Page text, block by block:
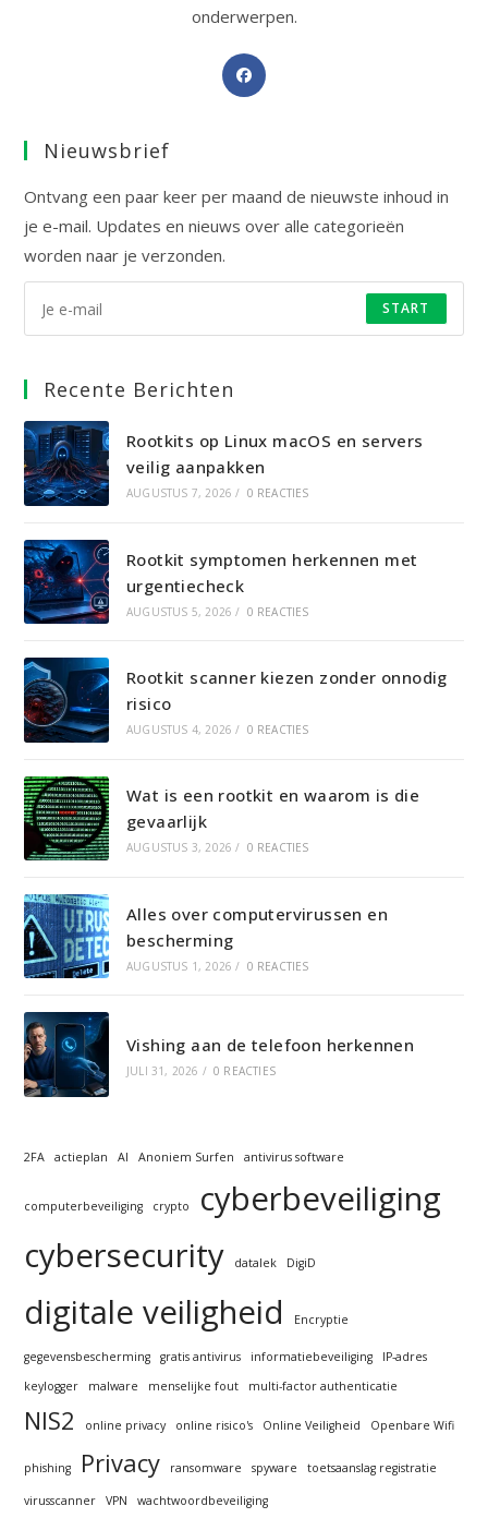
onderwerpen.
Opent
Nieuwsbrief
Ontvang een paar keer per maand de nieuwste inhoud in
je e-mail. Updates en nieuws over alle categorieën
worden naar je verzonden.
START
Recente Berichten
Rootkits op Linux macOS en servers
veilig aanpakken
AUGUSTUS 7, 2026 / 0 REACTIES
Rootkit symptomen herkennen met
urgentiecheck
AUGUSTUS 5, 2026 / 0 REACTIES
Rootkit scanner kiezen zonder onnodig
risico
AUGUSTUS 4, 2026 / 0 REACTIES
Wat is een rootkit en waarom is die
gevaarlijk
AUGUSTUS 3, 2026 / 0 REACTIES
Alles over computervirussen en
bescherming
AUGUSTUS 1, 2026 / 0 REACTIES
Vishing aan de telefoon herkennen
JULI 31, 2026 / 0 REACTIES
2FA actieplan AI Anoniem Surfen antivirus software
computerbeveiliging crypto
cyberbeveiliging
cybersecurity
datalek DigiD
digitale veiligheid Encryptie
gegevensbescherming gratis antivirus informatiebeveiliging
IP-adres
keylogger
malware menselijke fout multi-factor authenticatie
NIS2 online privacy online risico's Online Veiligheid Openbare Wifi
phishing Privacy ransomware spyware toetsaanslag registratie
virusscanner VPN wachtwoordbeveiliging